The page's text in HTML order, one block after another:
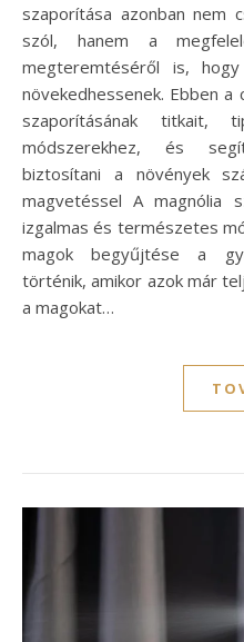
szaporítása azonban nem
szól, hanem a
megteremtéséről is,
növekedhessenek. Ebben a
szaporításának titkait,
módszerekhez, és
biztosítani a növények
magvetéssel A magnólia
izgalmas és természetes
magok begyűjtése a
történik, amikor azok már
a magokat…